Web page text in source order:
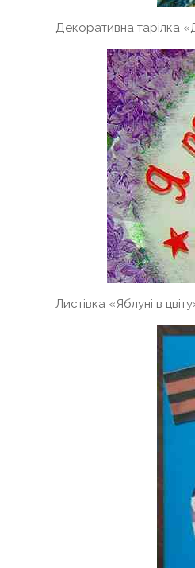
Декоративна тарілка
Листівка «Яблуні в